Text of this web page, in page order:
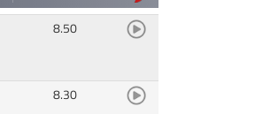
8.50
8.30